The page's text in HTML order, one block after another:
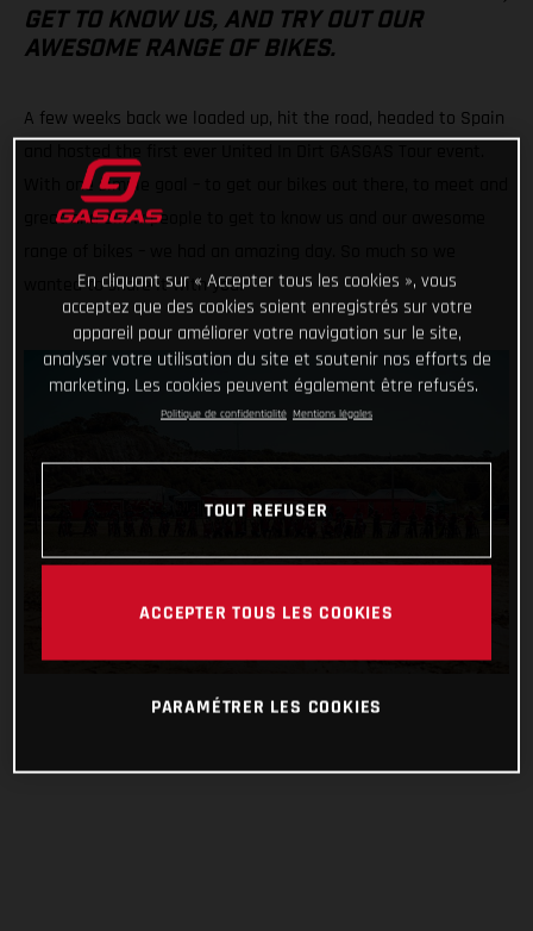
GET TO KNOW US, AND TRY OUT OUR
AWESOME RANGE OF BIKES.
A few weeks back we loaded up, hit the road, headed to Spain
With one simple goal – to get our bikes out there, to meet and
great and allow people to get to know us and our awesome
wanted to share it with you!
En cliquant sur « Accepter tous les cookies », vous
acceptez que des cookies soient enregistrés sur votre
appareil pour améliorer votre navigation sur le site,
analyser votre utilisation du site et soutenir nos efforts de
marketing. Les cookies peuvent également être refusés.
Politique de confidentialité Mentions légales
TOUT REFUSER
ACCEPTER TOUS LES COOKIES
PARAMÉTRER LES COOKIES